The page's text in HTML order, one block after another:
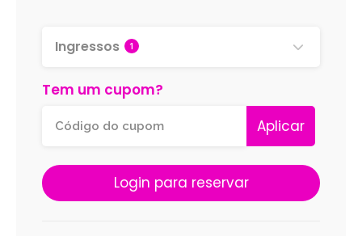
Ingressos 1
Tem um cupom?
Aplicar
Login para reservar